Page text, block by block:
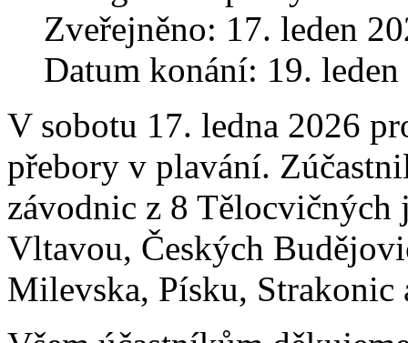
Zveřejněno: 17. leden
Datum konání: 19.
V sobotu 17. ledna 2026
přebory v plavání.
závodnic z 8 Tělocvičných
Vltavou, Českých
Milevska, Písku, Strakonic